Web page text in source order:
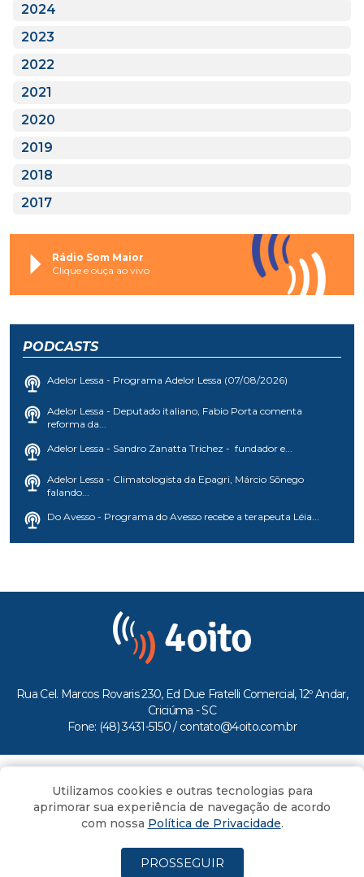
2024
2023
2022
2021
2020
2019
2018
2017
Rádio Som Maior
Clique e ouça ao vivo
PODCASTS
Adelor Lessa - Programa Adelor Lessa (07/08/2026)
Adelor Lessa - Deputado italiano, Fabio Porta comenta
reforma da...
Adelor Lessa - Sandro Zanatta Trichez - fundador e...
Adelor Lessa - Climatologista da Epagri, Márcio Sônego
falando...
Do Avesso - Programa do Avesso recebe a terapeuta Léia...
Rua Cel. Marcos Rovaris 230, Ed Due Fratelli Comercial, 12º Andar,
Criciúma - SC
Fone: (48) 3431-5150 / contato@4oito.com.br
Todos os direitos reservados ao Portal 4oito
Utilizamos cookies e outras tecnologias para
aprimorar sua experiência de navegação de acordo
com nossa Política de Privacidade.
PROSSEGUIR